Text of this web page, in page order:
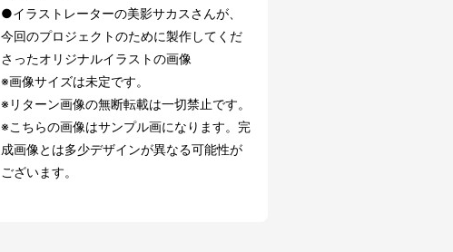
●イラストレーターの美影サカスさんが、
今回のプロジェクトのために製作してくだ
さったオリジナルイラストの画像
※画像サイズは未定です。
※リターン画像の無断転載は一切禁止です。
※こちらの画像はサンプル画になります。完
成画像とは多少デザインが異なる可能性が
ございます。